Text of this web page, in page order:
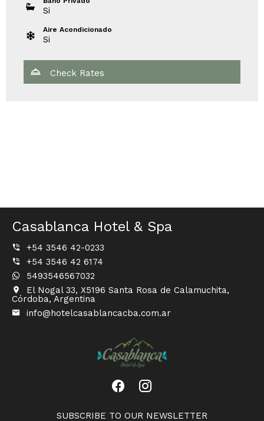
Si
Aire Acondicionado
Si
Check Rates
Casablanca Hotel & Spa
+54 3546 42-0233
+54 3546 42 6174
5493546567032
El Nogal 33, X5196 Santa Rosa de Calamuchita,
Córdoba, Argentina
info@hotelcasablancacba.com.ar
SUBSCRIBE TO OUR NEWSLETTER